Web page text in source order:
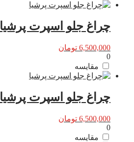
چراغ جلو اسپرت پرشیا
6,500,000 تومان
0
مقایسه
چراغ جلو اسپرت پرشیا
6,500,000 تومان
0
مقایسه